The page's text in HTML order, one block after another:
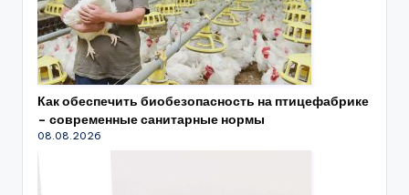
Как обеспечить биобезопасность на птицефабрике
– современные санитарные нормы
08.08.2026